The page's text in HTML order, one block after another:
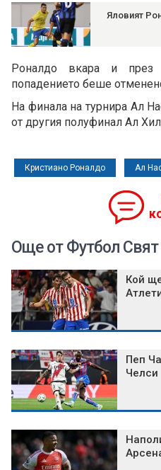
Яловият
Роналдо вкара и през
попадението беше
На финала на турнира Ал
от другия полуфинал Ал
Кристиано Роналдо Ал
Още от Футбол Свят
Кой
Пеп
Челси